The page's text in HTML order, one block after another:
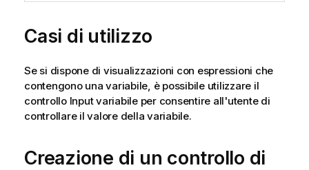
Casi di utilizzo
Se si dispone di visualizzazioni con espressioni che
contengono una variabile, è possibile utilizzare il
controllo Input variabile per consentire all'utente di
controllare il valore della variabile.
Creazione di un controllo di